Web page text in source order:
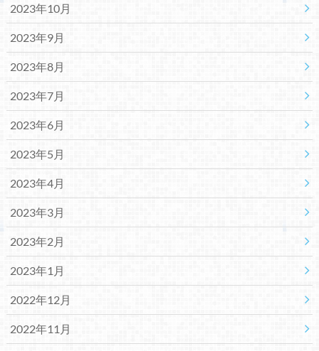
2023年10月
2023年9月
2023年8月
2023年7月
2023年6月
2023年5月
2023年4月
2023年3月
2023年2月
2023年1月
2022年12月
2022年11月